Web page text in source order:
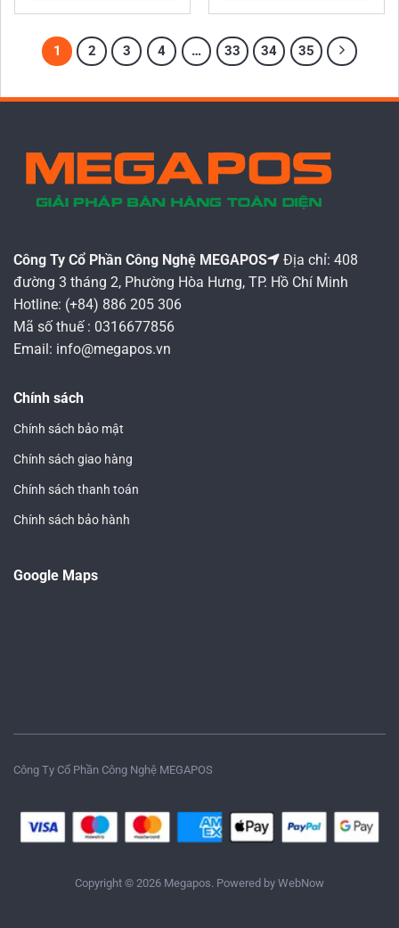
phẩm
đến
1,800,000 ₫
này
biến
tùy
chọn
có
chọn
trên
trang
sản
phẩm
1 2 3 4 … 33 34 35
Công Ty Cổ Phần Công Nghệ MEGAPOS
Địa chỉ: 408
đường 3 tháng 2, Phường Hòa Hưng, TP. Hồ Chí Minh
Hotline: (+84) 886 205 306
Mã số thuế : 0316677856
Email: info@megapos.vn
Chính sách
Chính sách bảo mật
Chính sách giao hàng
Chính sách thanh toán
Chính sách bảo hành
Google Maps
Công Ty Cổ Phần Công Nghệ MEGAPOS
Copyright © 2026 Megapos. Powered by WebNow